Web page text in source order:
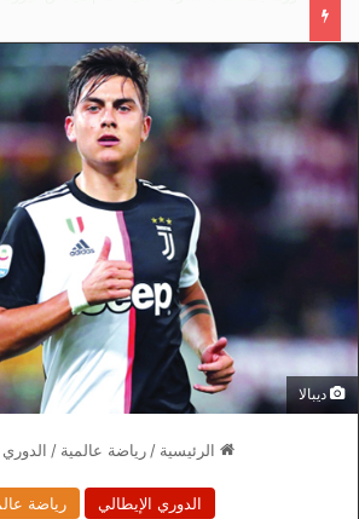
ديبالا
الرئيسية / رياضة عالمية / الدوري
الدوري الإيطالي رياضة